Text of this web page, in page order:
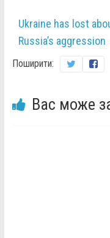
Ukraine has lost
Russia’s aggression
Поширити:
Вас може